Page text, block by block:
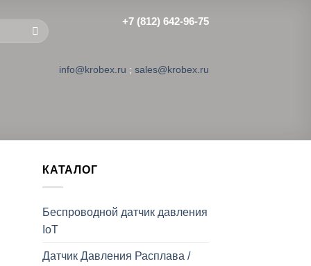
+7 (812) 642-96-75
info@krobex.ru ; sales@krobex.ru
КАТАЛОГ
Беспроводной датчик давления
IoT
Датчик Давления Расплава /